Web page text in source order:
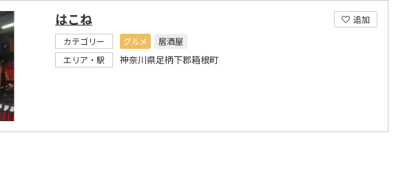
追加
はこね
カテゴリー グルメ
居酒屋
エリア・駅
神奈川県足柄下郡箱根町